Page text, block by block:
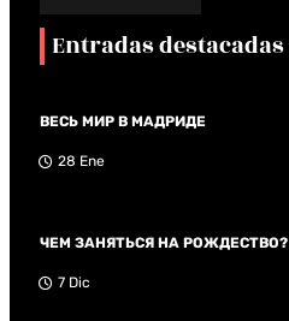
Entradas destacadas
ВЕСЬ МИР В МАДРИДЕ
28 Ene
ЧЕМ ЗАНЯТЬСЯ НА РОЖДЕСТВО?
7 Dic